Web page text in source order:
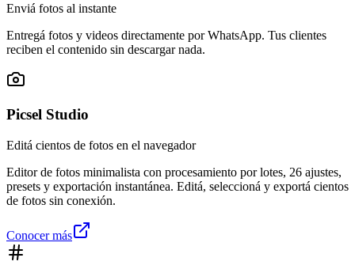
Enviá fotos al instante
Entregá fotos y videos directamente por WhatsApp. Tus clientes
reciben el contenido sin descargar nada.
Picsel Studio
Editá cientos de fotos en el navegador
Editor de fotos minimalista con procesamiento por lotes, 26 ajustes,
presets y exportación instantánea. Editá, seleccioná y exportá cientos
de fotos sin conexión.
Conocer más